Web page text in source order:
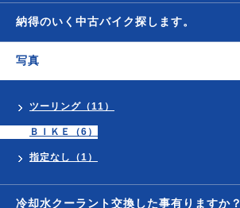
納得のいく中古バイク探します。
写真
ツーリング（11）
ＢＩＫＥ（6）
指定なし（1）
冷却水クーラント交換した事有りますか？